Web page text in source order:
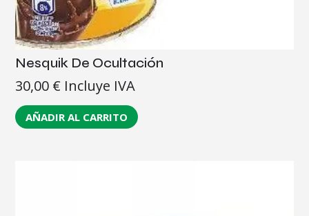
Nesquik De Ocultación
30,00 € Incluye IVA
AÑADIR AL CARRITO